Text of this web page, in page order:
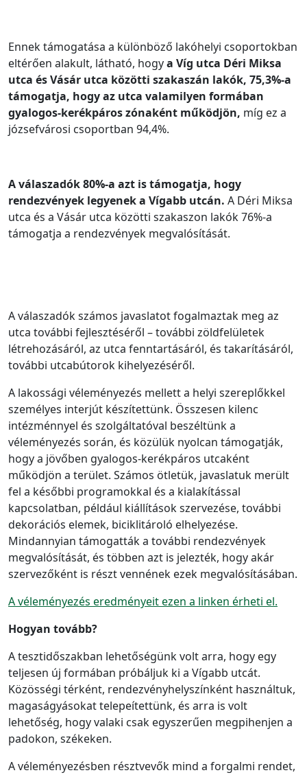
Ennek támogatása a különböző lakóhelyi csoportokban
eltérően alakult, látható, hogya Víg utca Déri Miksa
utca és Vásár utca közötti szakaszán lakók, 75,3%-a
támogatja, hogy az utca valamilyen formában
gyalogos-kerékpáros zónaként működjön, míg ez a
józsefvárosi csoportban 94,4%.
A válaszadók 80%-a azt is támogatja, hogy
rendezvények legyenek a Vígabb utcán. A Déri Miksa
utca és a Vásár utca közötti szakaszon lakók 76%-a
támogatja a rendezvények megvalósítását.
A válaszadók számos javaslatot fogalmaztak meg az
utca további fejlesztéséről – további zöldfelületek
létrehozásáról, az utca fenntartásáról, és takarításáról,
további utcabútorok kihelyezéséről.
A lakossági véleményezés mellett a helyi szereplőkkel
személyes interjút készítettünk. Összesen kilenc
intézménnyel és szolgáltatóval beszéltünk a
véleményezés során, és közülük nyolcan támogatják,
hogy a jövőben gyalogos-kerékpáros utcaként
működjön a terület. Számos ötletük, javaslatuk merült
fel a későbbi programokkal és a kialakítással
kapcsolatban, például kiállítások szervezése, további
dekorációs elemek, biciklitároló elhelyezése.
Mindannyian támogatták a további rendezvények
megvalósítását, és többen azt is jelezték, hogy akár
szervezőként is részt vennének ezek megvalósításában.
A véleményezés eredményeit ezen a linken érheti el.
Hogyan tovább?
A tesztidőszakban lehetőségünk volt arra, hogy egy
teljesen új formában próbáljuk ki a Vígabb utcát.
Közösségi térként, rendezvényhelyszínként használtuk,
magaságyásokat telepeítettünk, és arra is volt
lehetőség, hogy valaki csak egyszerűen megpihenjen a
padokon, székeken.
A véleményezésben résztvevők mind a forgalmi rendet,